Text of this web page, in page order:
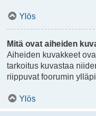
Ylös
Mitä ovat aiheiden
Aiheiden kuvakkeet
tarkoitus kuvastaa
riippuvat foorumin
Ylös